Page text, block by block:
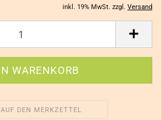
inkl. 19% MwSt. zzgl. Versand
AUF DEN MERKZETTEL